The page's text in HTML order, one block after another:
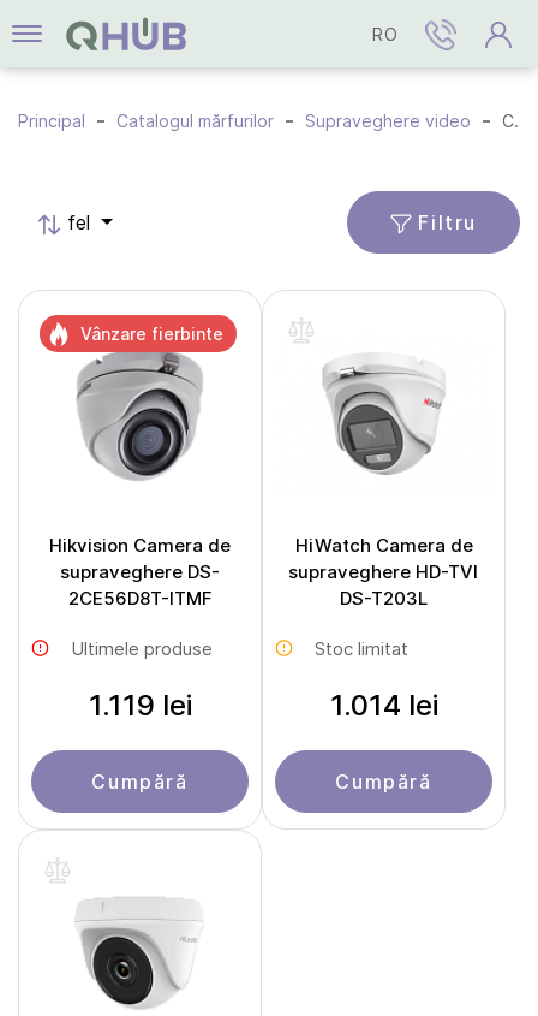
RO
Principal Catalogul mărfurilor Supraveghere video Camere HD-TVI
fel Filtru
Hikvision Camera de
supraveghere DS-
2CE56D8T-ITMF
Ultimele produse
1.119 lei
Cumpără
Vânzare fierbinte
HiWatch Camera de
supraveghere HD-TVI
DS-T203L
Stoc limitat
1.014 lei
Cumpără